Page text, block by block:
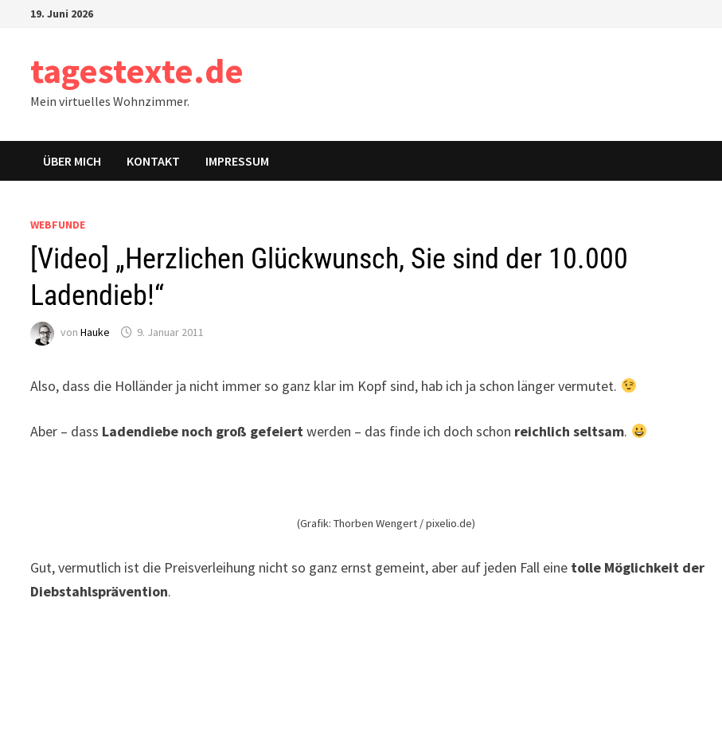
19. Juni 2026
tagestexte.de
Mein virtuelles Wohnzimmer.
ÜBER MICH KONTAKT IMPRESSUM
WEBFUNDE
[Video] „Herzlichen Glückwunsch, Sie sind der 10.000
Ladendieb!“
vonHauke 9. Januar 2011
Also, dass die Holländer ja nicht immer so ganz klar im Kopf sind, hab ich ja schon länger vermutet.
Aber – dass Ladendiebe noch groß gefeiertwerden – das finde ich doch schon reichlich seltsam.
(Grafik: Thorben Wengert / pixelio.de)
Gut, vermutlich ist die Preisverleihung nicht so ganz ernst gemeint, aber auf jeden Fall eine tolle Möglichkeit der
Diebstahlsprävention.